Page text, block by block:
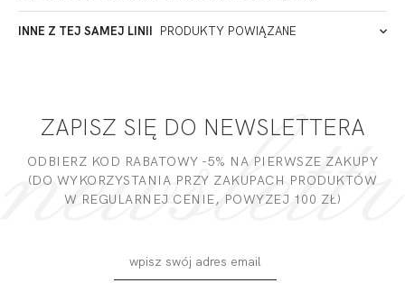
ADRES PUNKTU KONTAKTOWEGO
Miałeś już kontakt z naszym produktem? Zostaw opinię
INNE Z TEJ SAMEJ LINII PRODUKTY POWIĄZANE
ZAPISZ SIĘ DO NEWSLETTERA
ODBIERZ KOD RABATOWY -5% NA PIERWSZE ZAKUPY
(DO WYKORZYSTANIA PRZY ZAKUPACH PRODUKTÓW
W REGULARNEJ CENIE, POWYZEJ 100 ZŁ)